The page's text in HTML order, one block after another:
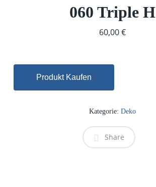
060 Triple H
60,00€
Produkt Kaufen
Kategorie:Deko
Share